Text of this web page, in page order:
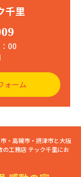
千里
：00
ォーム
・高槻市・摂津市と大阪
工務店 テック千里にお